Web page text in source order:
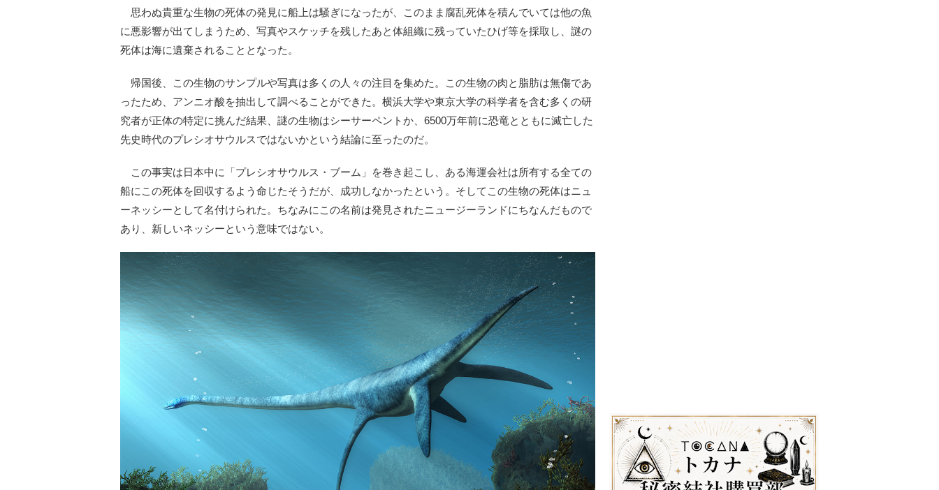
思わぬ貴重な生物の死体の発見に船上は騒ぎになったが、このまま腐乱死体を積んでいては他の魚
に悪影響が出てしまうため、写真やスケッチを残したあと体組織に残っていたひげ等を採取し、謎の
死体は海に遺棄されることとなった。
帰国後、この生物のサンプルや写真は多くの人々の注目を集めた。この生物の肉と脂肪は無傷であ
ったため、アンニオ酸を抽出して調べることができた。横浜大学や東京大学の科学者を含む多くの研
究者が正体の特定に挑んだ結果、謎の生物はシーサーペントか、6500万年前に恐竜とともに滅亡した
先史時代のプレシオサウルスではないかという結論に至ったのだ。
この事実は日本中に「プレシオサウルス・ブーム」を巻き起こし、ある海運会社は所有する全ての
船にこの死体を回収するよう命じたそうだが、成功しなかったという。そしてこの生物の死体はニュ
ーネッシーとして名付けられた。ちなみにこの名前は発見されたニュージーランドにちなんだもので
あり、新しいネッシーという意味ではない。